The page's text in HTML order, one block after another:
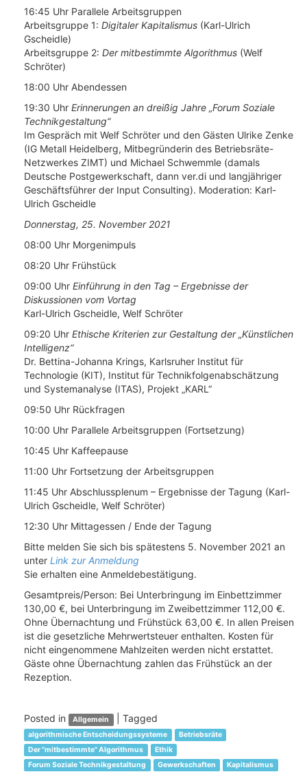
16:45 Uhr Parallele Arbeitsgruppen
Arbeitsgruppe 1: Digitaler Kapitalismus (Karl-Ulrich
Gscheidle)
Arbeitsgruppe 2: Der mitbestimmte Algorithmus (Welf
Schröter)
18:00 Uhr Abendessen
19:30 Uhr Erinnerungen an dreißig Jahre „Forum Soziale
Technikgestaltung“
Im Gespräch mit Welf Schröter und den Gästen Ulrike Zenke
(IG Metall Heidelberg, Mitbegründerin des Betriebsräte-
Netzwerkes ZIMT) und Michael Schwemmle (damals
Deutsche Postgewerkschaft, dann ver.di und langjähriger
Geschäftsführer der Input Consulting). Moderation: Karl-
Ulrich Gscheidle
Donnerstag, 25. November 2021
08:00 Uhr Morgenimpuls
08:20 Uhr Frühstück
09:00 Uhr Einführung in den Tag – Ergebnisse der
Diskussionen vom Vortag
Karl-Ulrich Gscheidle, Welf Schröter
09:20 Uhr Ethische Kriterien zur Gestaltung der „Künstlichen
Intelligenz“
Dr. Bettina-Johanna Krings, Karlsruher Institut für
Technologie (KIT), Institut für Technikfolgenabschätzung
und Systemanalyse (ITAS), Projekt „KARL“
09:50 Uhr Rückfragen
10:00 Uhr Parallele Arbeitsgruppen (Fortsetzung)
10:45 Uhr Kaffeepause
11:00 Uhr Fortsetzung der Arbeitsgruppen
11:45 Uhr Abschlussplenum – Ergebnisse der Tagung (Karl-
Ulrich Gscheidle, Welf Schröter)
12:30 Uhr Mittagessen / Ende der Tagung
Bitte melden Sie sich bis spätestens 5. November 2021 an
unter Link zur Anmeldung
Sie erhalten eine Anmeldebestätigung.
Gesamtpreis/Person: Bei Unterbringung im Einbettzimmer
130,00 €, bei Unterbringung im Zweibettzimmer 112,00 €.
Ohne Übernachtung und Frühstück 63,00 €. In allen Preisen
ist die gesetzliche Mehrwertsteuer enthalten. Kosten für
nicht eingenommene Mahlzeiten werden nicht erstattet.
Gäste ohne Übernachtung zahlen das Frühstück an der
Rezeption.
Posted in Allgemein Tagged
algorithmische Entscheidungssysteme
Betriebsräte
Der "mitbestimmte" Algorithmus
Ethik
Forum Soziale Technikgestaltung
Gewerkschaften
Kapitalismus